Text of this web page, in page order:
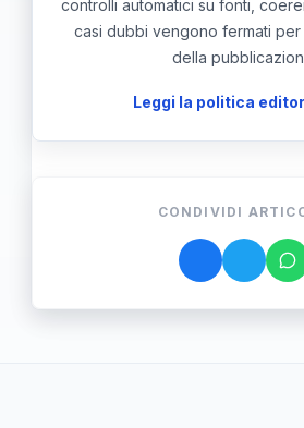
controlli automatici su fonti,
casi dubbi vengono fermati per
della
Leggi la politica
CONDIVIDI